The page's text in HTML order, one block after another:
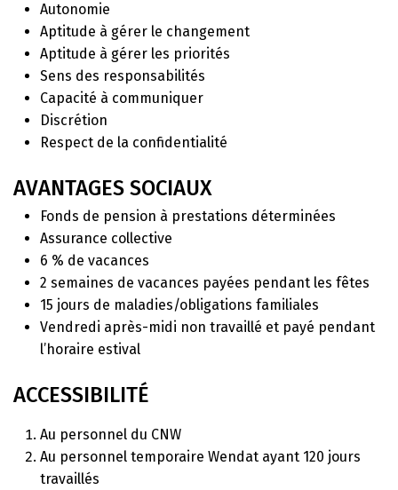
Autonomie
Aptitude à gérer le changement
Aptitude à gérer les priorités
Sens des responsabilités
Capacité à communiquer
Discrétion
Respect de la confidentialité
AVANTAGES SOCIAUX
Fonds de pension à prestations déterminées
Assurance collective
6 % de vacances
2 semaines de vacances payées pendant les fêtes
15 jours de maladies/obligations familiales
Vendredi après-midi non travaillé et payé pendant
l’horaire estival
ACCESSIBILITÉ
Au personnel du CNW
Au personnel temporaire Wendat ayant 120 jours
travaillés